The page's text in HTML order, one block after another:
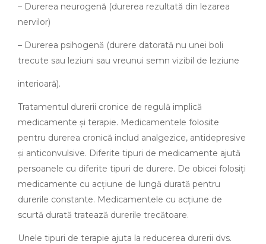
– Durerea neurogenă (durerea rezultată din lezarea
nervilor)
– Durerea psihogenă (durere datorată nu unei boli
trecute sau leziuni sau vreunui semn vizibil de leziune
interioară).
Tratamentul durerii cronice de regulă implică
medicamente și terapie. Medicamentele folosite
pentru durerea cronică includ analgezice, antidepresive
și anticonvulsive. Diferite tipuri de medicamente ajută
persoanele cu diferite tipuri de durere. De obicei folosiți
medicamente cu acțiune de lungă durată pentru
durerile constante. Medicamentele cu acțiune de
scurtă durată tratează durerile trecătoare.
Unele tipuri de terapie ajuta la reducerea durerii dvs.